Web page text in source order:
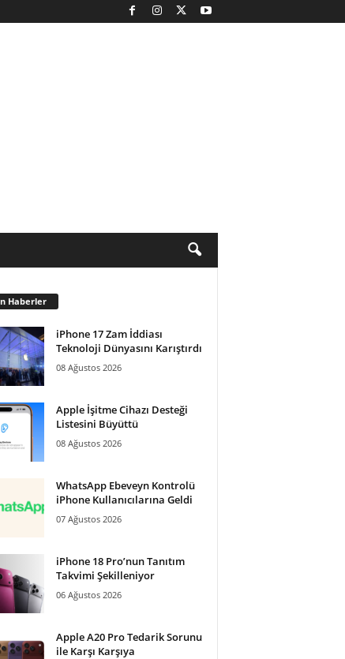
Haberler
iPhone 17 Zam İddiası
Teknoloji Dünyasını Karıştırdı
08 Ağustos 2026
Apple İşitme Cihazı Desteği
Listesini Büyüttü
08 Ağustos 2026
WhatsApp Ebeveyn Kontrolü
iPhone Kullanıcılarına Geldi
07 Ağustos 2026
iPhone 18 Pro’nun Tanıtım
Takvimi Şekilleniyor
06 Ağustos 2026
Apple A20 Pro Tedarik Sorunu
ile Karşı Karşıya